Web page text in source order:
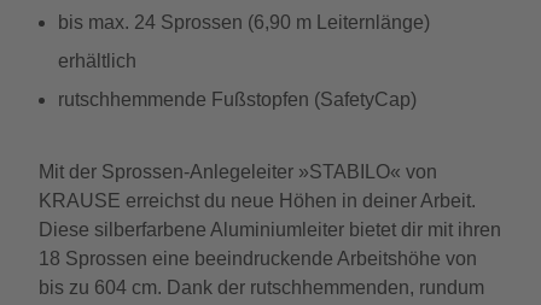
bis max. 24 Sprossen (6,90 m Leiternlänge)
erhältlich
rutschhemmende Fußstopfen (SafetyCap)
Mit der Sprossen-Anlegeleiter »STABILO« von
KRAUSE erreichst du neue Höhen in deiner Arbeit.
Diese silberfarbene Aluminiumleiter bietet dir mit ihren
18 Sprossen eine beeindruckende Arbeitshöhe von
bis zu 604 cm. Dank der rutschhemmenden, rundum